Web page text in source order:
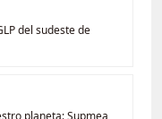
del sudeste de
planeta: Supmea